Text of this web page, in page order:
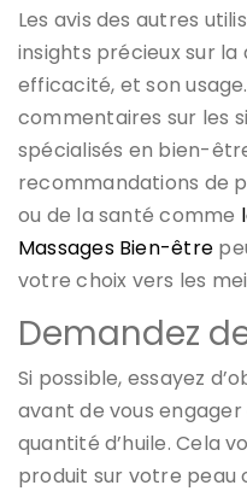
Les avis des autres
insights précieux sur
efficacité, et son
commentaires sur les
spécialisés en bien-
recommandations de
ou de la santé comme
Massages Bien-être
votre choix vers les
Demandez
Si possible, essayez
avant de vous engager
quantité d’huile. Cela
produit sur votre peau